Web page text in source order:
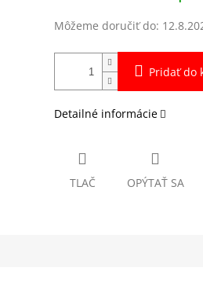
Môžeme doručiť do:
Pridať do
Detailné informácie
TLAČ OPÝTAŤ SA